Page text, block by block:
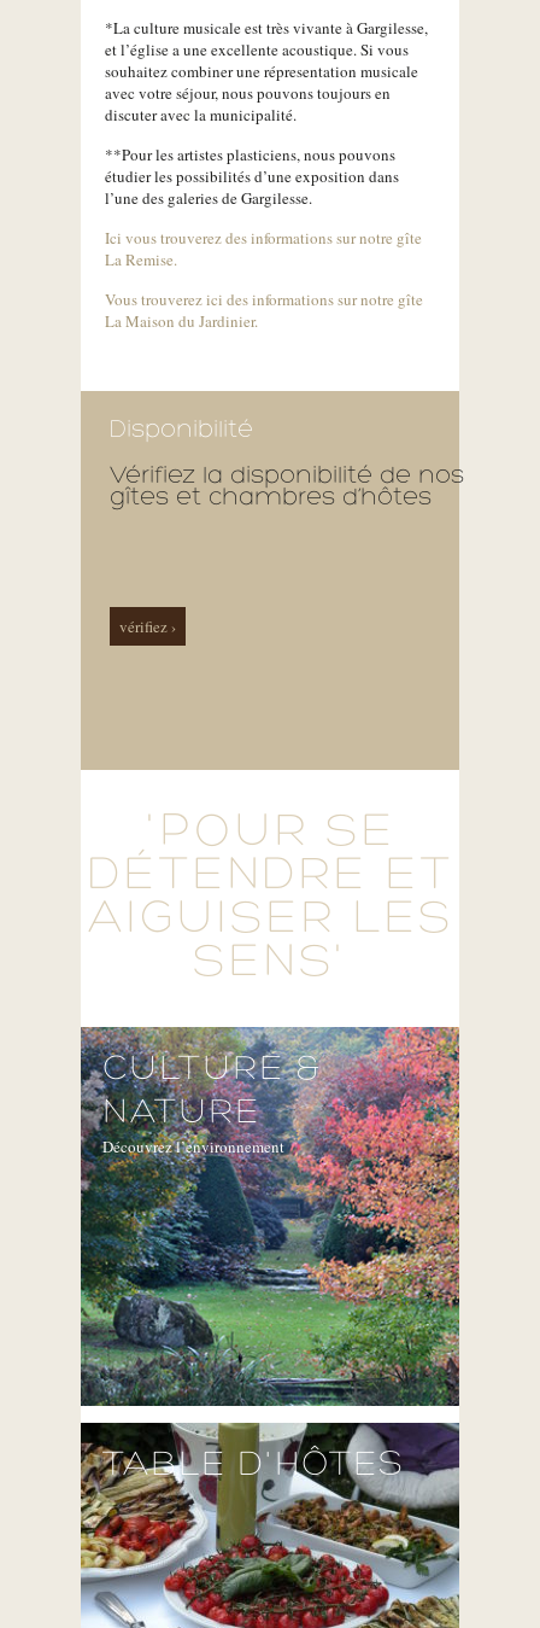
*La culture musicale est très vivante à Gargilesse,
et l’église a une excellente acoustique. Si vous
souhaitez combiner une répresentation musicale
avec votre séjour, nous pouvons toujours en
discuter avec la municipalité.
**Pour les artistes plasticiens, nous pouvons
étudier les possibilités d’une exposition dans
l’une des galeries de Gargilesse.
Ici vous trouverez des informations sur notre gîte
La Remise.
Vous trouverez ici des informations sur notre gîte
La Maison du Jardinier.
Disponibilité
Vérifiez la disponibilité de nos
gîtes et chambres d’hôtes
vérifiez ›
'POUR SE
DÉTENDRE ET
AIGUISER LES
SENS'
CULTURE &
NATURE
Découvrez l’environnement
TABLE D'HÔTES